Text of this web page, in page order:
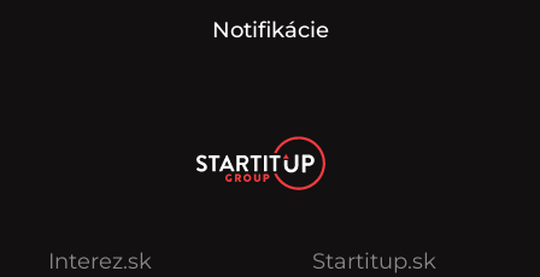
Notifikácie
Interez.sk
Startitup.sk